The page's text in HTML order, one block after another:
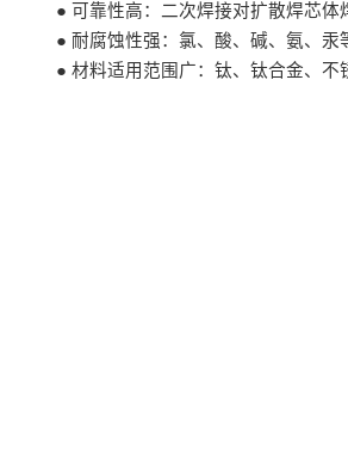
● 可靠性高：二次焊接对扩散焊芯体
● 耐腐蚀性强：氯、酸、碱、氨、汞
● 材料适用范围广：钛、钛合金、不